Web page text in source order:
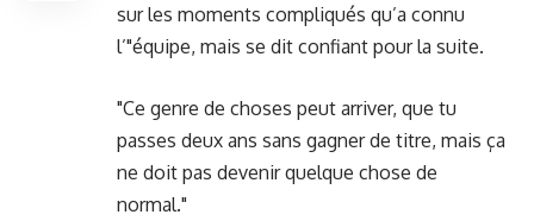
sur les moments compliqués qu’a connu
l’"équipe, mais se dit confiant pour la suite.
"Ce genre de choses peut arriver, que tu
passes deux ans sans gagner de titre, mais ça
ne doit pas devenir quelque chose de
normal."